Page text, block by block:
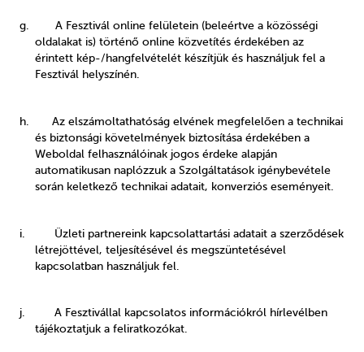
g. A Fesztivál online felületein (beleértve a közösségi
oldalakat is) történő online közvetítés érdekében az
érintett kép-/hangfelvételét készítjük és használjuk fel a
Fesztivál helyszínén.
h. Az elszámoltathatóság elvének megfelelően a technikai
és biztonsági követelmények biztosítása érdekében a
Weboldal felhasználóinak jogos érdeke alapján
automatikusan naplózzuk a Szolgáltatások igénybevétele
során keletkező technikai adatait, konverziós eseményeit.
i. Üzleti partnereink kapcsolattartási adatait a szerződések
létrejöttével, teljesítésével és megszüntetésével
kapcsolatban használjuk fel.
j. A Fesztivállal kapcsolatos információkról hírlevélben
tájékoztatjuk a feliratkozókat.